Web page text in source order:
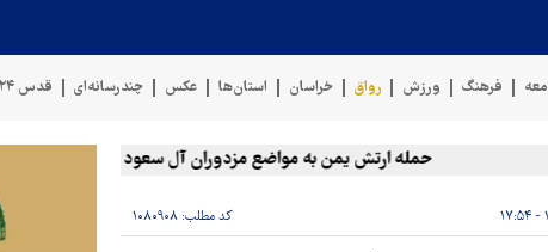
فرهنگ ورزش رواق خراسان استان‌ها عکس چندرسانه‌ای قدس ۲۴
حمله ارتش یمن به مواضع مزدوران آل سعود
کد مطلب: ۱۰۸۰۹۰۸